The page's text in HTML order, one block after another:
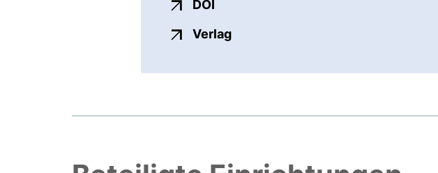
DOI
Verlagexterner Link, öffnet neues Fenster